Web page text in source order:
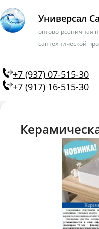
Универсал
оптово-розничная
сантехнической
+7 (937) 07-515-30
+7 (917) 16-515-30